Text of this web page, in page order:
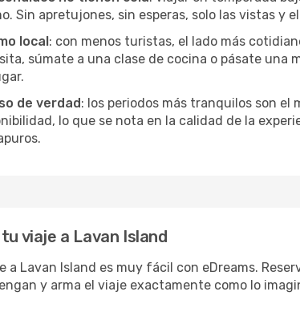
Sin apretujones, sin esperas, solo las vistas y
local: con menos turistas, el lado más
súmate a una clase de cocina o pásate una
de verdad: los periodos más tranquilos son
lo que se nota en la calidad de la
viaje a Lavan Island
a Lavan Island es muy fácil con eDreams.
y arma el viaje exactamente como lo